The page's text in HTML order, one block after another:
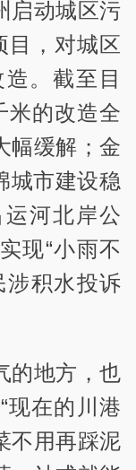
启动城区污
目，对城区
。截至目
米的改造全
幅缓解；金
城市建设稳
河北岸公
现“小雨不
涉积水投诉
的地方，也
现在的川港
不用再踩泥